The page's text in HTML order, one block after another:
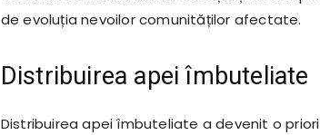
de evoluția nevoilor comunităților afectate.
Distribuirea apei îmbuteliate
Distribuirea apei îmbuteliate a devenit o